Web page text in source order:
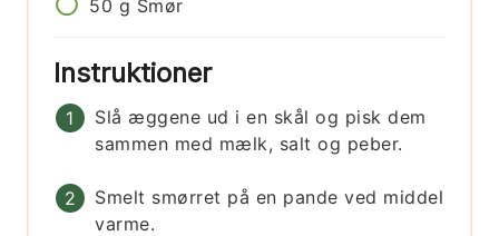
50 g Smør
Instruktioner
Slå æggene ud i en skål og pisk dem
sammen med mælk, salt og peber.
Smelt smørret på en pande ved middel
varme.